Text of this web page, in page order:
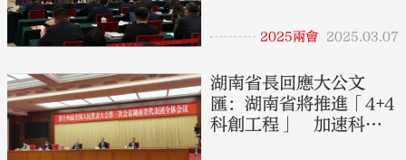
2025兩會 2025.03.07
湖南省長回應大公文
匯：湖南省將推進「4+4
科創工程」 加速科技